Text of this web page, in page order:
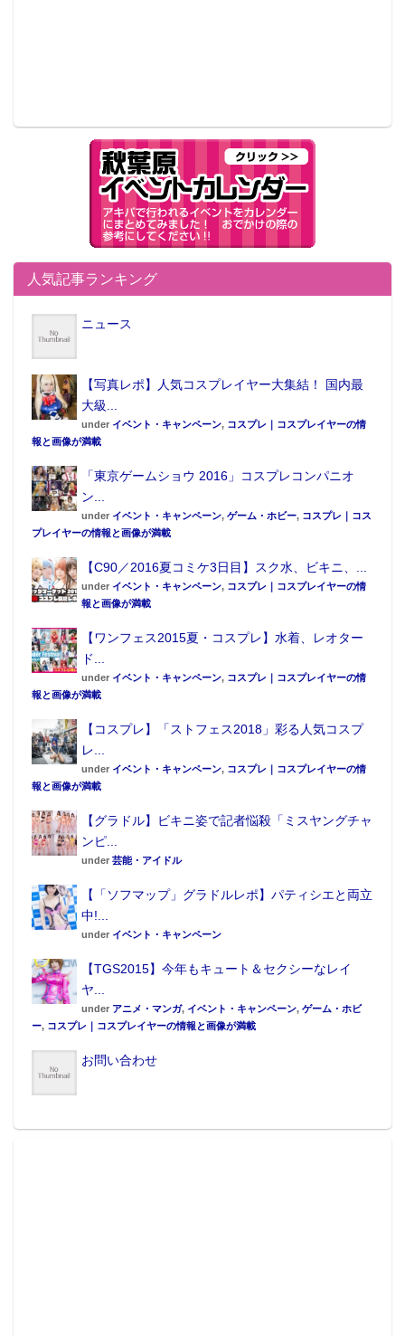
人気記事ランキング
ニュース
【写真レポ】人気コスプレイヤー大集結！ 国内最
大級...
under イベント・キャンペーン, コスプレ｜コスプレイヤーの情
報と画像が満載
「東京ゲームショウ 2016」コスプレコンパニオ
ン...
under イベント・キャンペーン, ゲーム・ホビー, コスプレ｜コス
プレイヤーの情報と画像が満載
【C90／2016夏コミケ3日目】スク水、ビキニ、...
under イベント・キャンペーン, コスプレ｜コスプレイヤーの情
報と画像が満載
【ワンフェス2015夏・コスプレ】水着、レオター
ド...
under イベント・キャンペーン, コスプレ｜コスプレイヤーの情
報と画像が満載
【コスプレ】「ストフェス2018」彩る人気コスプ
レ...
under イベント・キャンペーン, コスプレ｜コスプレイヤーの情
報と画像が満載
【グラドル】ビキニ姿で記者悩殺「ミスヤングチャ
ンピ...
under 芸能・アイドル
【「ソフマップ」グラドルレポ】パティシエと両立
中!...
under イベント・キャンペーン
【TGS2015】今年もキュート＆セクシーなレイ
ヤ...
under アニメ・マンガ, イベント・キャンペーン, ゲーム・ホビ
ー, コスプレ｜コスプレイヤーの情報と画像が満載
お問い合わせ